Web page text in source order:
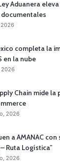
Aduanera
completa la
en la nube
2026
Chain mide
2026
a AMANAC
Ruta Logística”
2026